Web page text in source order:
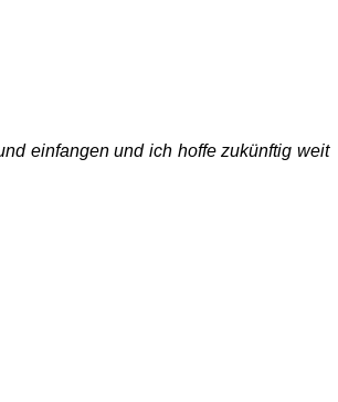
einfangen und ich hoffe zukünftig weit